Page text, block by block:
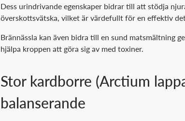
Dess urindrivande egenskaper bidrar till att stödja
överskottsvätska, vilket är värdefullt för en effektiv
Brännässla kan även bidra till en sund matsmältning
hjälpa kroppen att göra sig av med toxiner.
Stor kardborre (Arctium
balanserande